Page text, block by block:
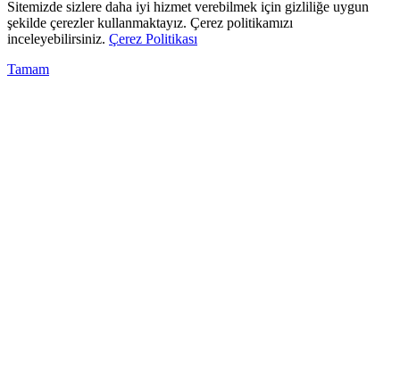
Sitemizde sizlere daha iyi hizmet verebilmek için gizliliğe uygun
şekilde çerezler kullanmaktayız. Çerez politikamızı
inceleyebilirsiniz. Çerez Politikası
Tamam